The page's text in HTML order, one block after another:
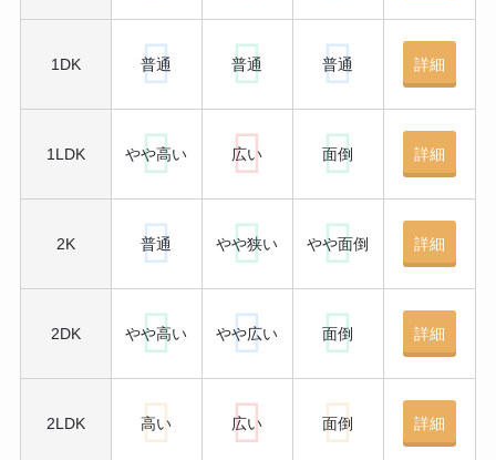
1DK 普通 普通 普通 詳細
1LDK やや高い 広い 面倒 詳細
2K 普通 やや狭い やや面倒 詳細
2DK やや高い やや広い 面倒 詳細
2LDK 高い 広い 面倒 詳細